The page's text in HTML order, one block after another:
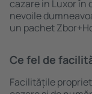
cazare in Luxor în
nevoile
un pachet
Ce fel de
Facilitățile